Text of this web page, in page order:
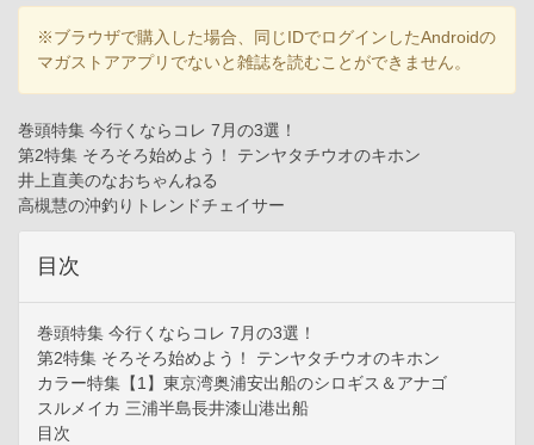
※ブラウザで購入した場合、同じIDでログインしたAndroidの
マガストアアプリでないと雑誌を読むことができません。
巻頭特集 今行くならコレ 7月の3選！
第2特集 そろそろ始めよう！ テンヤタチウオのキホン
井上直美のなおちゃんねる
高槻慧の沖釣りトレンドチェイサー
目次
巻頭特集 今行くならコレ 7月の3選！
第2特集 そろそろ始めよう！ テンヤタチウオのキホン
カラー特集【1】東京湾奥浦安出船のシロギス＆アナゴ
スルメイカ 三浦半島長井漆山港出船
目次